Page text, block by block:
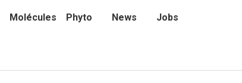
Molécules Phyto News Jobs